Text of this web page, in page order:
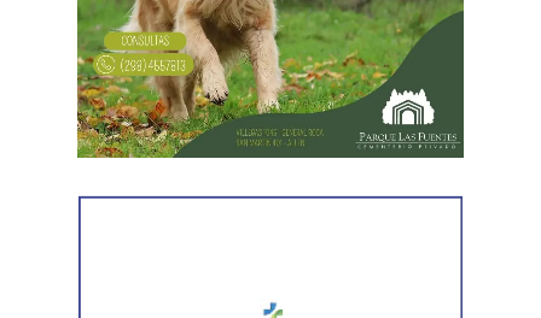
una vivienda ubicada en el barrio Villa Obrera,
señalada por la víctima. Allí se identificó al segundo
sospechosoy se llevaron adelante distintas diligencias
en el marco de la investigación.